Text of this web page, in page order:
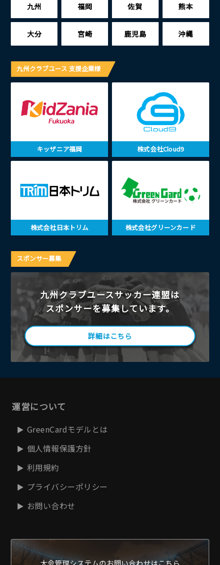
九州 福岡 佐賀 熊本
大分 宮崎 鹿児島 沖縄
九州クラブユース 支援企業様
キッザニア福岡 株式会社Cloud9
株式会社日本トリム 株式会社グリーンカード
スポンサー募集
九州クラブユースサッカー連盟は
スポンサーを募集しています。
詳細はこちら
運営について
GreenCardモデルとは
個人情報保護方針
利用規約
プライバシーポリシー
お問い合わせ
大会管理システムのお問い合わせはこちら